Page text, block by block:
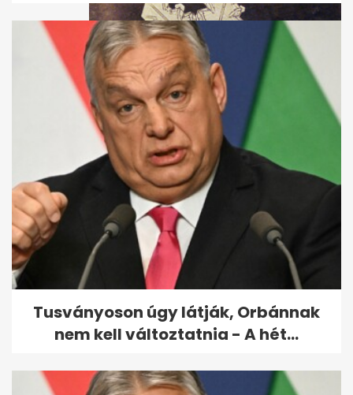
Videón az első idei hóesés
Tusványoson úgy látják, Orbánnak
nem kell változtatnia - A hét...